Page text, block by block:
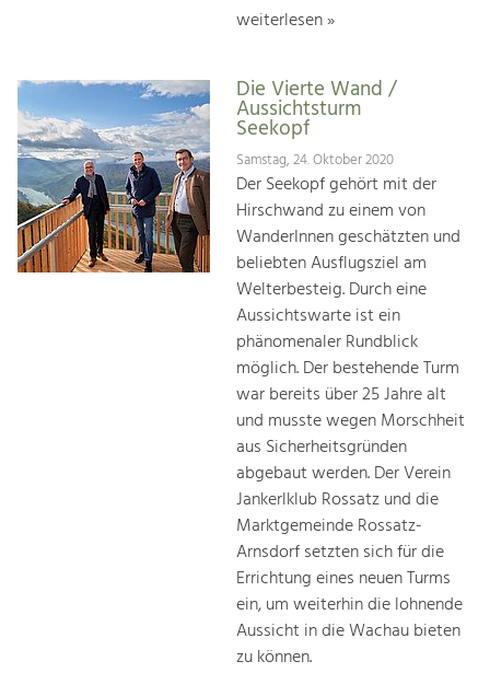
weiterlesen »
Die Vierte Wand /
Aussichtsturm
Seekopf
Samstag, 24. Oktober 2020
Der Seekopf gehört mit der
Hirschwand zu einem von
WanderInnen geschätzten und
beliebten Ausflugsziel am
Welterbesteig. Durch eine
Aussichtswarte ist ein
phänomenaler Rundblick
möglich. Der bestehende Turm
war bereits über 25 Jahre alt
und musste wegen Morschheit
aus Sicherheitsgründen
abgebaut werden. Der Verein
Jankerlklub Rossatz und die
Marktgemeinde Rossatz-
Arnsdorf setzten sich für die
Errichtung eines neuen Turms
ein, um weiterhin die lohnende
Aussicht in die Wachau bieten
zu können.